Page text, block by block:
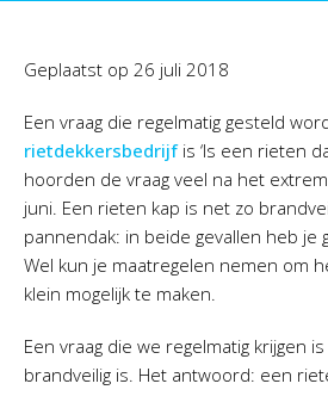
Geplaatst op 26 juli 2018
Een vraag die regelmatig gesteld
rietdekkersbedrijfis ‘Is een rieten
hoorden de vraag veel na het
juni. Een rieten kap is net zo
pannendak: in beide gevallen heb je
Wel kun je maatregelen nemen om
klein mogelijk te maken.
Een vraag die we regelmatig krijgen
brandveilig is. Het antwoord: een